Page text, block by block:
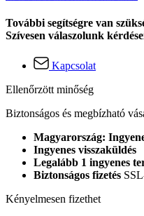
További segítségre van
Szívesen válaszolunk
Kapcsolat
Ellenőrzött minőség
Biztonságos és megbízható
Magyarország:
Ingyenes visszaküldés
Legalább 1 ingyenes
Biztonságos fizetés
Kényelmesen fizethet